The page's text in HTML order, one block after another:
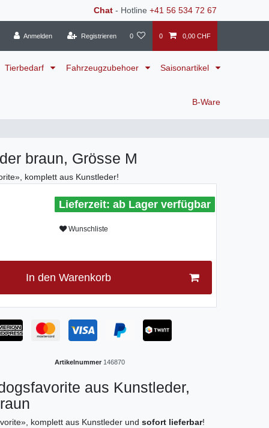
Chat - Hotline +41 56 534 72 67
Anmelden Registrieren 0 0 0,00 CHF
Tierbedarf Fahrzeugzubehoer Saisonartikel
B-Ware
braun, Grösse M
komplett aus Kunstleder!
ab Lager verfügbar
Wunschliste
In den Warenkorb
Artikelnummer 146870
aus Kunstleder,
komplett aus Kunstleder und sofort lieferbar!